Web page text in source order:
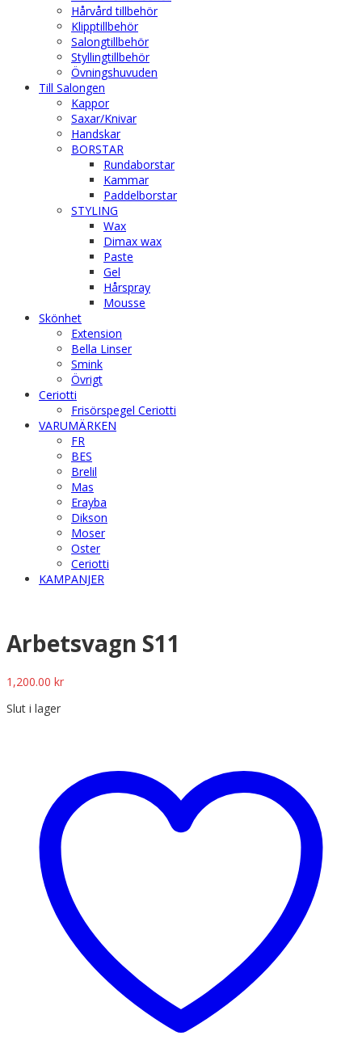
Hårvård tillbehör
Klipptillbehör
Salongtillbehör
Styllingtillbehör
Övningshuvuden
Till Salongen
Kappor
Saxar/Knivar
Handskar
BORSTAR
Rundaborstar
Kammar
Paddelborstar
STYLING
Wax
Dimax wax
Paste
Gel
Hårspray
Mousse
Skönhet
Extension
Bella Linser
Smink
Övrigt
Ceriotti
Frisörspegel Ceriotti
VARUMÄRKEN
FR
BES
Brelil
Mas
Erayba
Dikson
Moser
Oster
Ceriotti
KAMPANJER
Arbetsvagn S11
1,200.00 kr
Slut i lager